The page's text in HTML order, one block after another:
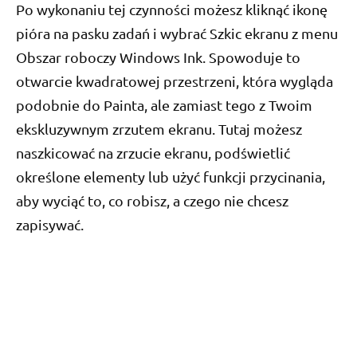
Po wykonaniu tej czynności możesz kliknąć ikonę
pióra na pasku zadań i wybrać Szkic ekranu z menu
Obszar roboczy Windows Ink. Spowoduje to
otwarcie kwadratowej przestrzeni, która wygląda
podobnie do Painta, ale zamiast tego z Twoim
ekskluzywnym zrzutem ekranu. Tutaj możesz
naszkicować na zrzucie ekranu, podświetlić
określone elementy lub użyć funkcji przycinania,
aby wyciąć to, co robisz, a czego nie chcesz
zapisywać.